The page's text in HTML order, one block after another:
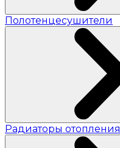
Полотенцесушители
Радиаторы отопления